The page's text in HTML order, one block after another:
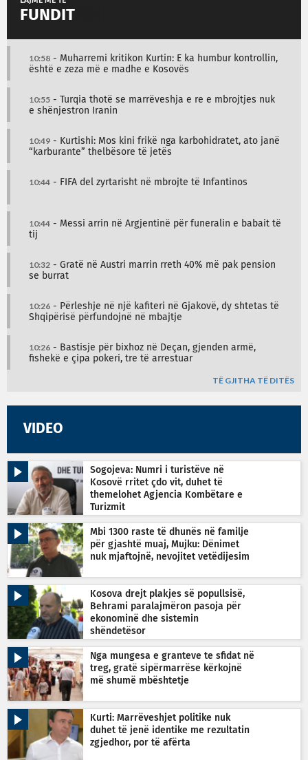
FUNDIT
10:58 - Muharremi kritikon Kurtin: E ka humbur kontrollin,
është e zeza më e madhe e Kosovës
10:55 - Turqia thotë se marrëveshja e re e mbrojtjes nuk
e shënjestron Iranin
10:49 - Kurtishi: Mos kini frikë nga karbohidratet, ato janë
“karburante” thelbësore të jetës
10:44 - FIFA del zyrtarisht në mbrojte të Infantinos
10:44 - Messi arrin në Argjentinë për funeralin e babait të
tij
10:32 - Gratë në Austri marrin rreth 40% më pak pension
se burrat
10:26 - Përleshje në një kafiteri në Gjakovë, dy shtetas të
Shqipërisë përfundojnë në mbajtje
10:26 - Bastisje për bixhoz në Deçan, gjenden armë,
fishekë e çipa pokeri, tre të arrestuar
TË GJITHA TË DITËS
VIDEO
Sogojeva: Numri i turistëve në
Kosovë rritet çdo vit, duhet të
themelohet Agjencia Kombëtare e
Turizmit
Mbi 1300 raste të dhunës në familje
për gjashtë muaj, Mujku: Dënimet
nuk mjaftojnë, nevojitet vetëdijesim
Kosova drejt plakjes së popullsisë,
Behrami paralajmëron pasoja për
ekonominë dhe sistemin
shëndetësor
Nga mungesa e granteve te sfidat në
treg, gratë sipërmarrëse kërkojnë
më shumë mbështetje
Kurti: Marrëveshjet politike nuk
duhet të jenë identike me rezultatin
zgjedhor, por të afërta